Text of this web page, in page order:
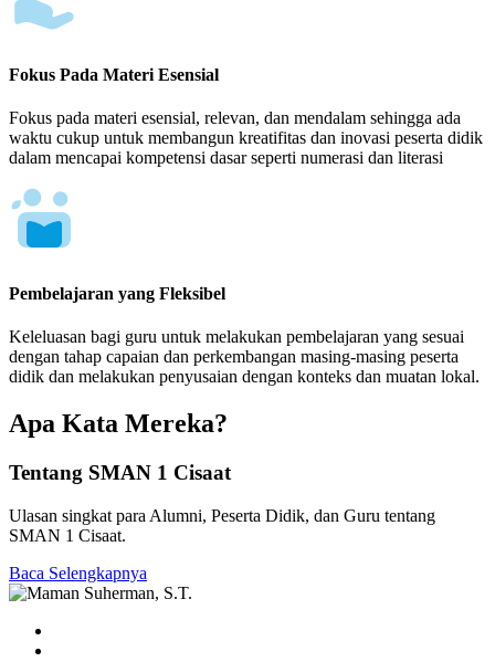
Fokus Pada Materi Esensial
Fokus pada materi esensial, relevan, dan mendalam sehingga ada
waktu cukup untuk membangun kreatifitas dan inovasi peserta didik
dalam mencapai kompetensi dasar seperti numerasi dan literasi
Pembelajaran yang Fleksibel
Keleluasan bagi guru untuk melakukan pembelajaran yang sesuai
dengan tahap capaian dan perkembangan masing-masing peserta
didik dan melakukan penyusaian dengan konteks dan muatan lokal.
Apa Kata Mereka?
Tentang SMAN 1 Cisaat
Ulasan singkat para Alumni, Peserta Didik, dan Guru tentang
SMAN 1 Cisaat.
Baca Selengkapnya